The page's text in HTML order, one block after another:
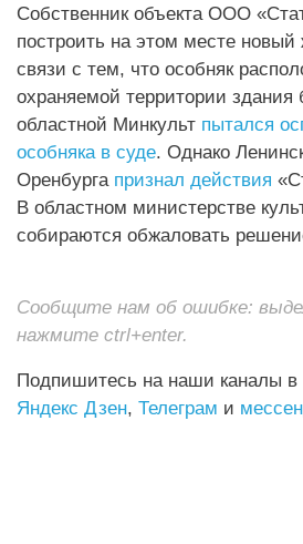
Собственник объекта ООО
построить на этом месте
связи с тем, что особняк
охраняемой территории
областной Минкульт пытался
особняка в суде. Однако
Оренбурга признал действия
В областном министерстве
собираются обжаловать
Сообщите нам об ошибке:
нажмите ctrl+enter.
Подпишитесь на наши каналы в
Яндекс Дзен, Телеграм и